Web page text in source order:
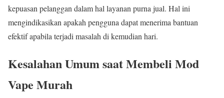
kepuasan pelanggan dalam hal layanan purna jual. Hal ini
mengindikasikan apakah pengguna dapat menerima bantuan
efektif apabila terjadi masalah di kemudian hari.
Kesalahan Umum saat Membeli Mod
Vape Murah